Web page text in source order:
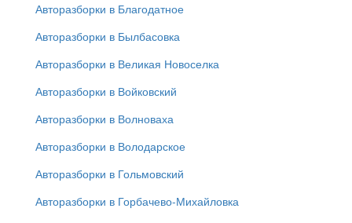
Авторазборки в Благодатное
Авторазборки в Былбасовка
Авторазборки в Великая Новоселка
Авторазборки в Войковский
Авторазборки в Волноваха
Авторазборки в Володарское
Авторазборки в Гольмовский
Авторазборки в Горбачево-Михайловка